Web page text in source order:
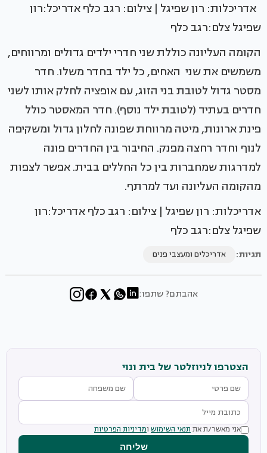
אדריכלות: רון שפיגל | צילום: רגב כלף אדריכל:רון
שפיגל צלם:רגב כלף
הקומה העליונה כוללת שני חדרי ילדים גדולים ומרווחים,
משמשים את שני האחים, כל ילד בחדר משלו. חדר
מסטר גדול לטובת בני הזוג, עם אופציה לחלק אותו לשני
חדרים בעתיד (לטובת ילד נוסף). חדר המאסטר כולל
פינת ארונות, מיטה מרווחת שפונה לחלון גדול ומשקיפה
לנוף וחדר רחצה מפנק. החיבור בין החדרים פונה
למדרגות שמחברות בין כל החללים בבית. אפשר לצפות
מהקומה העליונה ועד למרתף.
אדריכלות: רון שפיגל | צילום: רגב כלף אדריכל:רון
שפיגל צלם:רגב כלף
תגיות: אדריכלים ומעצבי פנים
אהבתם? שתפו:
הצטרפו לניוזלטר של בית ונוי
אני מאשר/ת את תנאי השימוש ומדיניות הפרטיות
שליחה